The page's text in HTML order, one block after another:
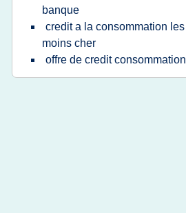
banque
credit a la consommation les
moins cher
offre de credit consommation